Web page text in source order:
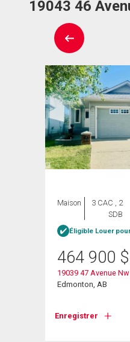
19043 46
Maison
3 CAC , 2
SDB
Éligible Louer
464 900 $
19039 47 Avenue Nw
Edmonton, AB
Enregistrer